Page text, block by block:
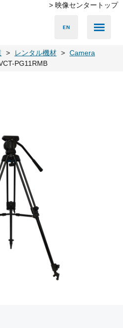
> 映像センタートップ
レンタル機材
Camera
PG11RMB